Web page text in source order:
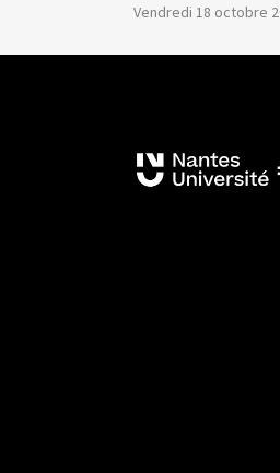
Vendredi 18 octobre